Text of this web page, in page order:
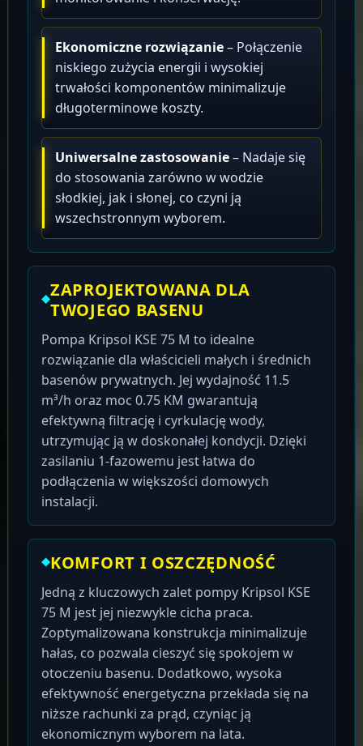
Ekonomiczne rozwiązanie– Połączenie
niskiego zużycia energii i wysokiej
trwałości komponentów minimalizuje
długoterminowe koszty.
Uniwersalne zastosowanie– Nadaje się
do stosowania zarówno w wodzie
słodkiej, jak i słonej, co czyni ją
wszechstronnym wyborem.
ZAPROJEKTOWANA DLA
TWOJEGO BASENU
Pompa Kripsol KSE 75 M to idealne
rozwiązanie dla właścicieli małych i średnich
basenów prywatnych. Jej wydajność 11.5
m³/h oraz moc 0.75 KM gwarantują
efektywną filtrację i cyrkulację wody,
utrzymując ją w doskonałej kondycji. Dzięki
zasilaniu 1-fazowemu jest łatwa do
podłączenia w większości domowych
instalacji.
KOMFORT I OSZCZĘDNOŚĆ
Jedną z kluczowych zalet pompy Kripsol KSE
75 M jest jej niezwykle cicha praca.
Zoptymalizowana konstrukcja minimalizuje
hałas, co pozwala cieszyć się spokojem w
otoczeniu basenu. Dodatkowo, wysoka
efektywność energetyczna przekłada się na
niższe rachunki za prąd, czyniąc ją
ekonomicznym wyborem na lata.